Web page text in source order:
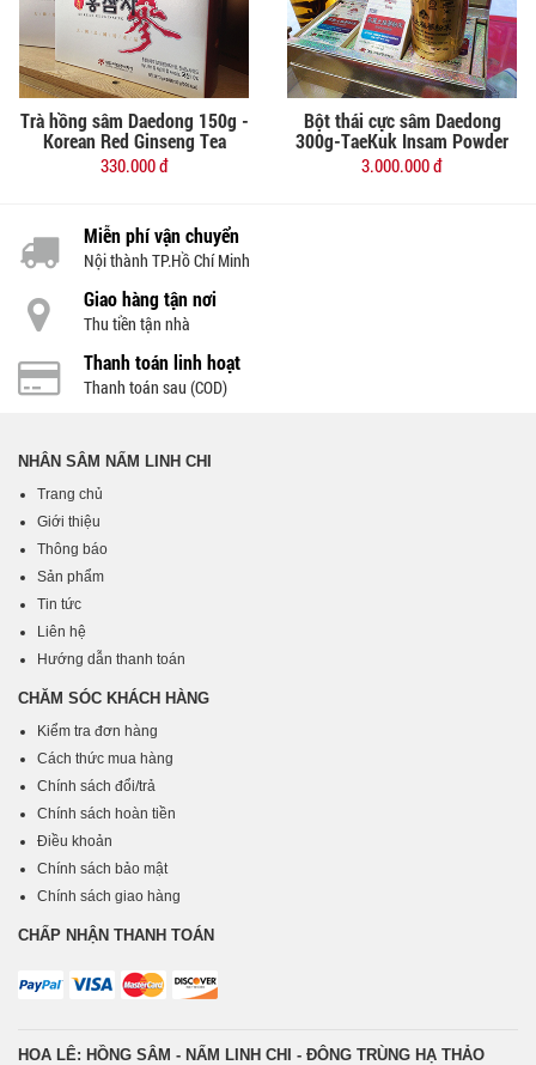
Lưu ý: Sản phẩm này không phải là thuốc và không có tác dụng
thay thế thuốc chữa bệnh.
-------------------------------
* Product Name : Korean Red Ginseng Tea
red ginseng concentrate(6-years-grown,
solids60%,GinsenosideRg1+Rb1+Rg3 4 mg/g, Korean) 13.61%
radicle 15%), Crystalline glucose, Lactose(Milk, Korean), jujube
concentrate(Korean), Vitamin C
* Storage : Avoid exposure to direct sunlight and store the product
* How to Use : Mix in warm / cold water for drinking. Take one
* Inner packing material: Polyethylene (PE)
* Manufacturer: KOREA GINSENG CORP. KT&G Tower 11F,
416(Daechi-dong) Yeoungdongdaero, Gangnam-gu, Seoul,
Đặt mua
Trà hồng sâm Daedong 150g -
Korean Red Ginseng Tea
330.000 đ
Đặt mua
Bột thái cực sâm Daedong
300g-TaeKuk Insam Powder
3.000.000 đ
Miễn phí vận chuyển
Nội thành TP.Hồ Chí Minh
Giao hàng tận nơi
Thu tiền tận nhà
Thanh toán linh hoạt
Thanh toán sau (COD)
NHÂN SÂM NẤM LINH CHI
Trang chủ
Giới thiệu
Thông báo
Sản phẩm
Tin tức
Liên hệ
Hướng dẫn thanh toán
CHĂM SÓC KHÁCH HÀNG
Kiểm tra đơn hàng
Cách thức mua hàng
Chính sách đổi/trả
Chính sách hoàn tiền
Điều khoản
Chính sách bảo mật
Chính sách giao hàng
CHẤP NHẬN THANH TOÁN
HOA LÊ: HỒNG SÂM - NẤM LINH CHI - ĐÔNG TRÙNG HẠ THẢO